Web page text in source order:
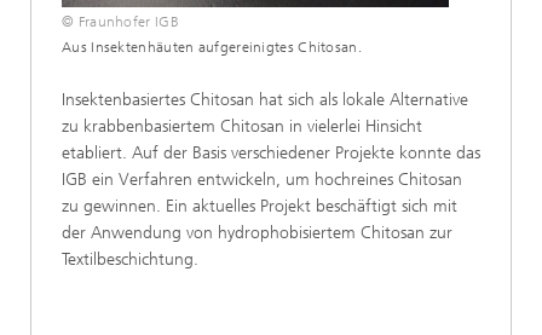
© Fraunhofer IGB
Aus Insektenhäuten aufgereinigtes Chitosan.
Insektenbasiertes Chitosan hat sich als lokale Alternative
zu krabbenbasiertem Chitosan in vielerlei Hinsicht
etabliert. Auf der Basis verschiedener Projekte konnte das
IGB ein Verfahren entwickeln, um hochreines Chitosan
zu gewinnen. Ein aktuelles Projekt beschäftigt sich mit
der Anwendung von hydrophobisiertem Chitosan zur
Textilbeschichtung.